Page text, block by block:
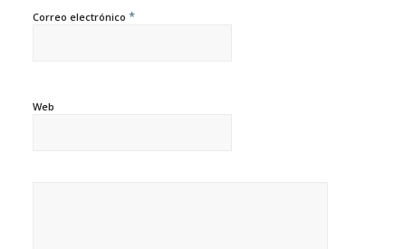
Correo electrónico *
Web